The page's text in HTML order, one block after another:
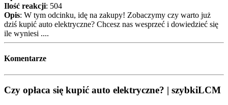
Ilość reakcji: 504
Opis: W tym odcinku, idę na zakupy! Zobaczymy czy warto już
dziś kupić auto elektryczne? Chcesz nas wesprzeć i dowiedzieć się
ile wyniesi ....
Komentarze
Czy opłaca się kupić auto elektryczne? | szybkiLCM